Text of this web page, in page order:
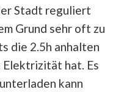
Stadt reguliert
Grund sehr oft zu
die 2.5h anhalten
Elektrizität hat. Es
kann